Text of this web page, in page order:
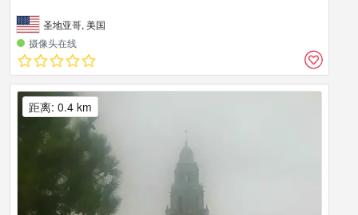
圣地亚哥, 美国
摄像头在线
距离: 0.4 km